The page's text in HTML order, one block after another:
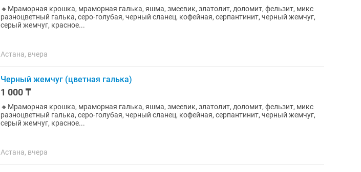
🔸Мраморная крошка, мраморная галька, яшма, змеевик, златолит, доломит, фельзит, микс
разноцветный галька, серо-голубая, черный сланец, кофейная, серпантинит, черный жемчуг,
серый жемчуг, красное...
Астана, вчера
Черный жемчуг (цветная галька)
1 000 ₸
🔸Мраморная крошка, мраморная галька, яшма, змеевик, златолит, доломит, фельзит, микс
разноцветный галька, серо-голубая, черный сланец, кофейная, серпантинит, черный жемчуг,
серый жемчуг, красное...
Астана, вчера